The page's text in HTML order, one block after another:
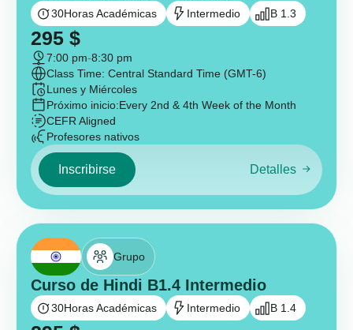
30Horas Académicas Intermedio B 1.3
295 $
7:00 pm-8:30 pm
Class Time: Central Standard Time (GMT-6)
Lunes y Miércoles
Próximo inicio:Every 2nd & 4th Week of the Month
CEFR Aligned
Profesores nativos
Inscribirse Detalles
Grupo
Curso de Hindi B1.4 Intermedio
30Horas Académicas Intermedio B 1.4